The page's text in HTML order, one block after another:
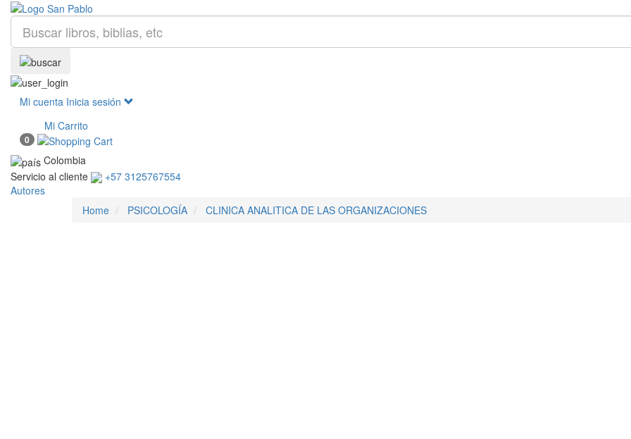
Mi cuenta Inicia sesión
Mi Carrito
0
Colombia
Servicio al cliente
+57 3125767554
Autores
Home
PSICOLOGÍA CLINICA ANALITICA DE LAS ORGANIZACIONES